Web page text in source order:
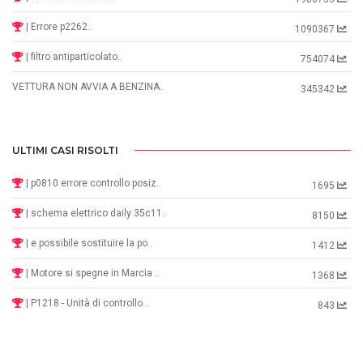
| Errore p2262.. 1090367
| filtro antiparticolato.. 754074
VETTURA NON AVVIA A BENZINA.. 345342
ULTIMI CASI RISOLTI
| p0810 errore controllo posiz.. 1695
| schema elettrico daily 35c11.. 8150
| e possibile sostituire la po.. 1412
| Motore si spegne in Marcia .. 1368
| P1218 - Unità di controllo .. 843